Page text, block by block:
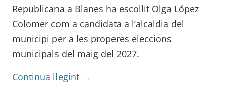
Republicana a Blanes ha escollit Olga López
Colomer com a candidata a l’alcaldia del
municipi per a les properes eleccions
municipals del maig del 2027.
Continua llegint →